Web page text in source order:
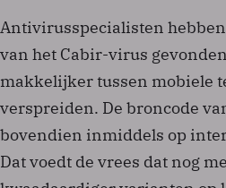
Antivirusspecialisten
van het Cabir-virus
makkelijker tussen mobiele
verspreiden. De broncode
bovendien inmiddels op
Dat voedt de vrees dat nog